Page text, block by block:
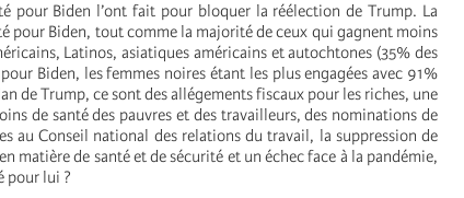
pour Biden l’ont fait pour bloquer la réélection de Trump. La
pour Biden, tout comme la majorité de ceux qui gagnent moins
Latinos, asiatiques américains et autochtones (35% des
Biden, les femmes noires étant les plus engagées avec 91%
de Trump, ce sont des allégements fiscaux pour les riches, une
de santé des pauvres et des travailleurs, des nominations de
au Conseil national des relations du travail, la suppression de
matière de santé et de sécurité et un échec face à la pandémie,
pour lui ?